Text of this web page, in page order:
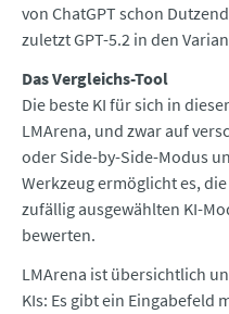
von ChatGPT schon
zuletzt GPT-5.2 in den
Das Vergleichs-Tool
Die beste KI für sich in
LMArena, und zwar auf
oder Side-by-Side-Modus
Werkzeug ermöglicht es,
zufällig ausgewählten KI-
bewerten.
LMArena ist übersichtlich
KIs: Es gibt ein Eingabefeld